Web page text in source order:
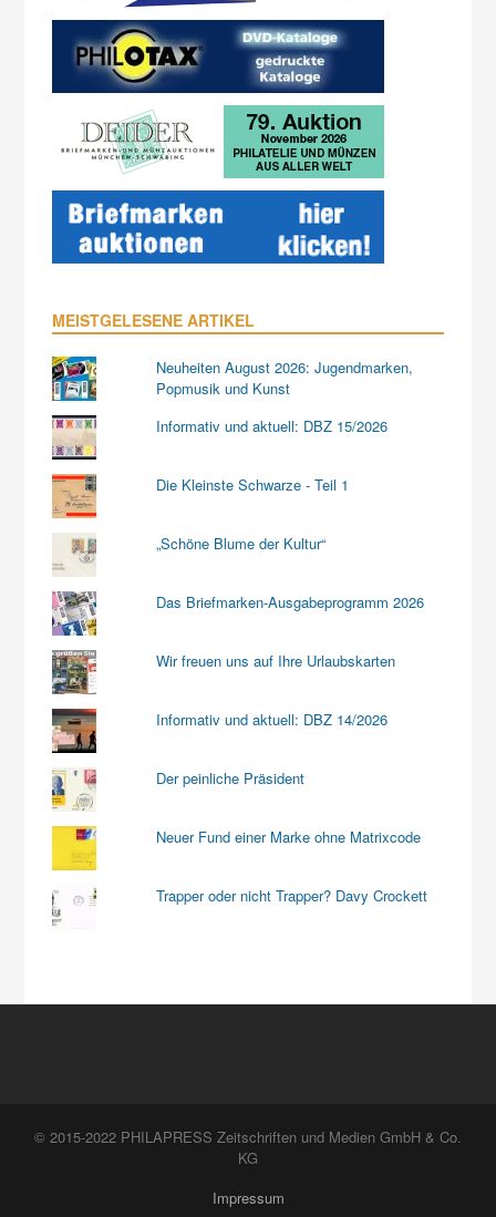
MEISTGELESENE ARTIKEL
Neuheiten August 2026: Jugendmarken,
Popmusik und Kunst
Informativ und aktuell: DBZ 15/2026
Die Kleinste Schwarze - Teil 1
„Schöne Blume der Kultur“
Das Briefmarken-Ausgabeprogramm 2026
Wir freuen uns auf Ihre Urlaubskarten
Informativ und aktuell: DBZ 14/2026
Der peinliche Präsident
Neuer Fund einer Marke ohne Matrixcode
Trapper oder nicht Trapper? Davy Crockett
© 2015-2022 PHILAPRESS Zeitschriften und Medien GmbH & Co.
KG
Impressum